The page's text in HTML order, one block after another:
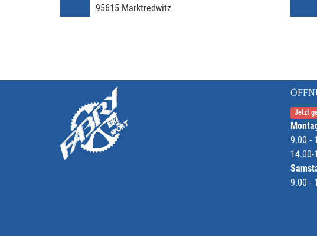
95615 Marktredwitz
Jetzt
9.00 -
14.00-
9.00 -